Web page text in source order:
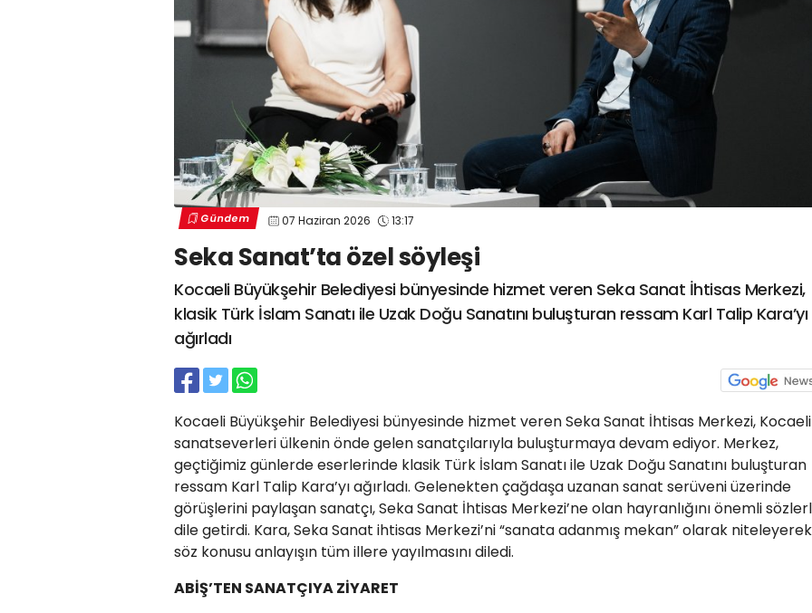
Gündem 07 Haziran 2026 13:17
Seka Sanat’ta özel söyleşi
Kocaeli Büyükşehir Belediyesi bünyesinde hizmet veren Seka Sanat İhtisas Merkezi,
klasik Türk İslam Sanatı ile Uzak Doğu Sanatını buluşturan ressam Karl Talip Kara’yı
ağırladı
Kocaeli Büyükşehir Belediyesi bünyesinde hizmet veren Seka Sanat İhtisas Merkezi,
sanatseverleri ülkenin önde gelen sanatçılarıyla buluşturmaya devam ediyor. Merkez,
geçtiğimiz günlerde eserlerinde klasik Türk İslam Sanatı ile Uzak Doğu Sanatını buluşturan
ressam Karl Talip Kara’yı ağırladı. Gelenekten çağdaşa uzanan sanat serüveni üzerinde
görüşlerini paylaşan sanatçı, Seka Sanat İhtisas Merkezi’ne olan hayranlığını önemli
dile getirdi. Kara, Seka Sanat ihtisas Merkezi’ni “sanata adanmış mekan” olarak
söz konusu anlayışın tüm illere yayılmasını diledi.
ABİŞ’TEN SANATÇIYA ZİYARET